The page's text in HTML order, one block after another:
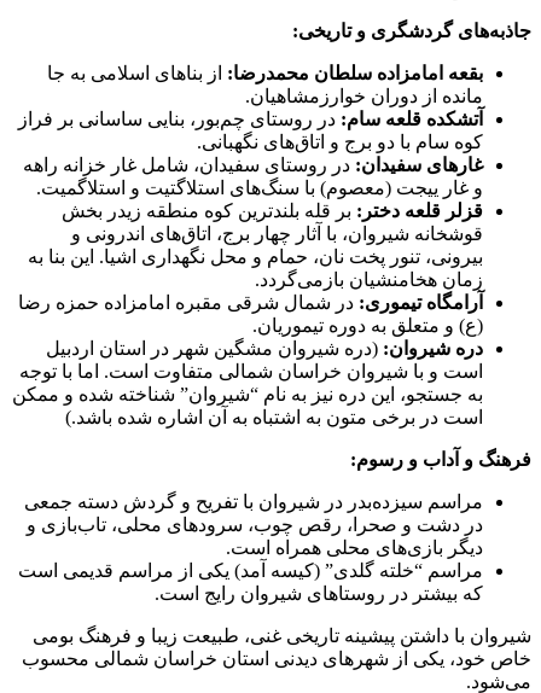
جاذبه‌های گردشگری و تاریخی:
بقعه امامزاده سلطان محمدرضا: از بناهای اسلامی به جا
مانده از دوران خوارزمشاهیان.
آتشکده قلعه سام: در روستای چم‌بور، بنایی ساسانی بر فراز
کوه سام با دو برج و اتاق‌های نگهبانی.
غارهای سفیدان: در روستای سفیدان، شامل غار خزانه راهه
و غار ییجت (معصوم) با سنگ‌های استلاگتیت و استلاگمیت.
قزلر قلعه دختر: بر قله بلندترین کوه منطقه زیدر بخش
قوشخانه شیروان، با آثار چهار برج، اتاق‌های اندرونی و
بیرونی، تنور پخت نان، حمام و محل نگهداری اشیا. این بنا به
زمان هخامنشیان بازمی‌گردد.
آرامگاه تیموری: در شمال شرقی مقبره امامزاده حمزه رضا
(ع) و متعلق به دوره تیموریان.
دره شیروان: (دره شیروان مشگین شهر در استان اردبیل
است و با شیروان خراسان شمالی متفاوت است. اما با توجه
به جستجو، این دره نیز به نام “شیروان” شناخته شده و ممکن
است در برخی متون به اشتباه به آن اشاره شده باشد.)
فرهنگ و آداب و رسوم:
مراسم سیزده‌بدر در شیروان با تفریح و گردش دسته جمعی
در دشت و صحرا، رقص چوب، سرودهای محلی، تاب‌بازی و
دیگر بازی‌های محلی همراه است.
مراسم “خلته گلدی” (کیسه آمد) یکی از مراسم قدیمی است
که بیشتر در روستاهای شیروان رایج است.
شیروان با داشتن پیشینه تاریخی غنی، طبیعت زیبا و فرهنگ بومی
خاص خود، یکی از شهرهای دیدنی استان خراسان شمالی محسوب
می‌شود.